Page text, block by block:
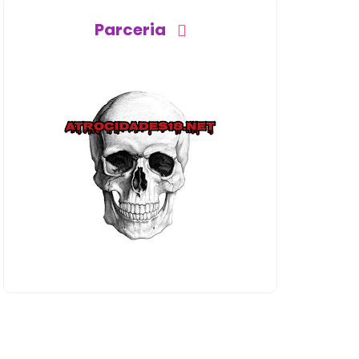
Parceria